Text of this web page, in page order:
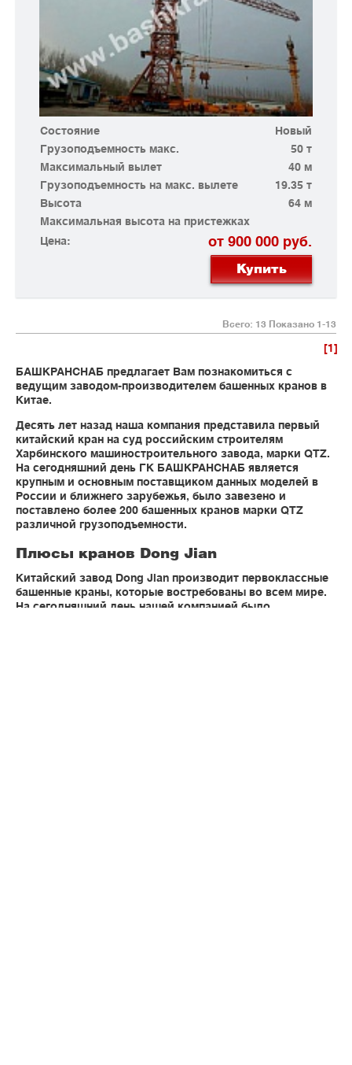
Состояние
Новый
Грузоподъемность макс.
50 т
Максимальный вылет
40 м
Грузоподъемность на макс. вылете
19.35 т
Высота
64 м
Максимальная высота на пристежках
Цена:
от 900 000 руб.
Купить
Всего: 13 Показано 1-13
1
БАШКРАНСНАБ предлагает Вам познакомиться с
ведущим заводом-производителем башенных кранов в
Китае.
Десять лет назад наша компания представила первый
китайский кран на суд российским строителям
Харбинского машиностроительного завода, марки QTZ.
На сегодняшний день ГК БАШКРАНСНАБ является
крупным и основным поставщиком данных моделей в
России и ближнего зарубежья, было завезено и
поставлено более 200 башенных кранов марки QTZ
различной грузоподъемности.
Плюсы кранов Dong Jian
Китайский завод Dong Jian производит первоклассные
башенные краны, которые востребованы во всем мире.
На сегодняшний день нашей компанией было